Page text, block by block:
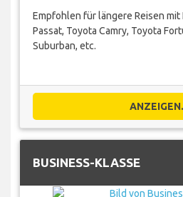
Empfohlen für längere Reisen
Passat, Toyota Camry, Toyota
Suburban, etc.
BUSINESS-KLASSE